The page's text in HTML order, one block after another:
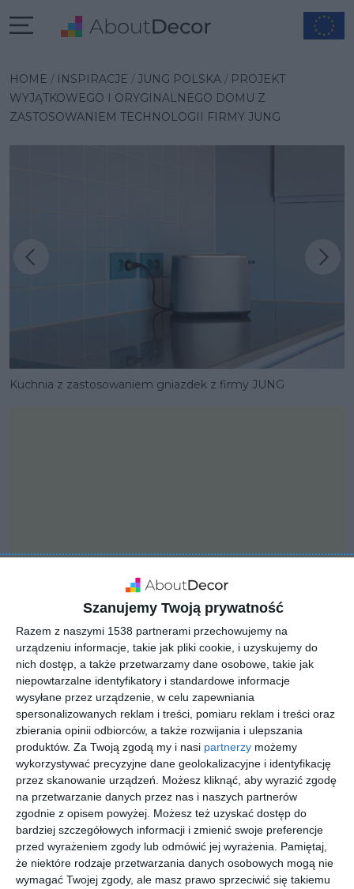
Szanujemy Twoją prywatność
Razem z naszymi 1538 partnerami przechowujemy na
urządzeniu informacje, takie jak pliki cookie, i uzyskujemy do
nich dostęp, a także przetwarzamy dane osobowe, takie jak
niepowtarzalne identyfikatory i standardowe informacje
wysyłane przez urządzenie, w celu zapewniania
spersonalizowanych reklam i treści, pomiaru reklam i treści oraz
zbierania opinii odbiorców, a także rozwijania i ulepszania
produktów. Za Twoją zgodą my i nasi partnerzy możemy
wykorzystywać precyzyjne dane geolokalizacyjne i identyfikację
przez skanowanie urządzeń. Możesz kliknąć, aby wyrazić zgodę
na przetwarzanie danych przez nas i naszych partnerów
zgodnie z opisem powyżej. Możesz też uzyskać dostęp do
bardziej szczegółowych informacji i zmienić swoje preferencje
przed wyrażeniem zgody lub odmówić jej wyrażenia. Pamiętaj,
że niektóre rodzaje przetwarzania danych osobowych mogą nie
wymagać Twojej zgody, ale masz prawo sprzeciwić się takiemu
HOME INSPIRACJE JUNG POLSKA
PROJEKT
WYJĄTKOWEGO I ORYGINALNEGO DOMU Z
ZASTOSOWANIEM TECHNOLOGII FIRMY JUNG
Poprzednia inspiracja
Następna inspiracja
Kuchnia z zastosowaniem gniazdek z firmy JUNG
PROJEKT
Projekt wyjątkowego i
oryginalnego domu z
zastosowaniem
technologii firmy JUNG
Aranżacja projektu wyjątkowego i oryginalnego domu z
zastosowaniem technologii firmy JUNG.
POKAŻ WIĘCEJ
AUTOR:JUNG POLSKA